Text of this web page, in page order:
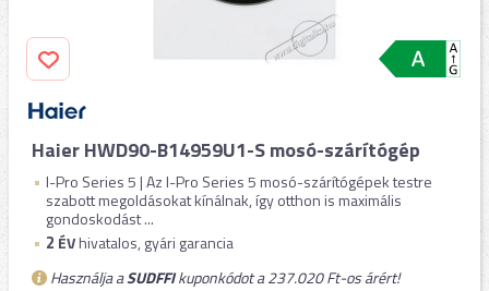
Haier HWD90-B14959U1-S mosó-szárítógép
I-Pro Series 5 | Az I-Pro Series 5 mosó-szárítógépek testre
szabott megoldásokat kínálnak, így otthon is maximális
gondoskodást ...
2 ÉVhivatalos, gyári garancia
Használja aSUDFFIkuponkódot a 237.020 Ft-os árért!